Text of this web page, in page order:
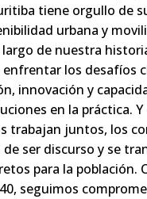
tiene orgullo de
urbana y
de nuestra
los desafíos
innovación y
en la práctica.
trabajan juntos, los
ser discurso y se
para la población.
seguimos